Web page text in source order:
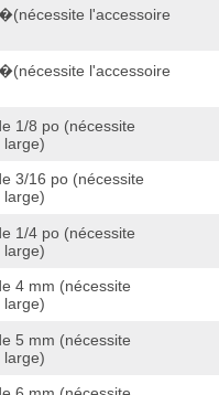
l'accessoire
l'accessoire
1/8 po (nécessite
large)
3/16 po (nécessite
large)
1/4 po (nécessite
large)
4 mm (nécessite
large)
5 mm (nécessite
large)